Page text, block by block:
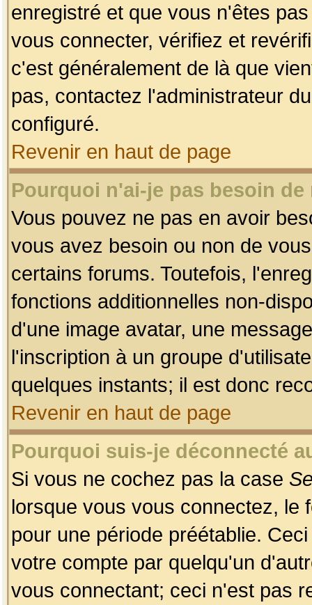
enregistré et que vous n'êtes
vous connecter, vérifiez et
c'est généralement de là que
pas, contactez l'administrateur
configuré.
Revenir en haut de page
Pourquoi n'ai-je pas besoin
Vous pouvez ne pas en avoir
vous avez besoin ou non de
certains forums. Toutefois,
fonctions additionnelles non-
d'une image avatar, une
l'inscription à un groupe
quelques instants; il est donc
Revenir en haut de page
Pourquoi suis-je déconnecté
Si vous ne cochez pas la case
lorsque vous vous connectez, le
pour une période préétablie.
votre compte par quelqu'un
vous connectant; ceci n'est pas